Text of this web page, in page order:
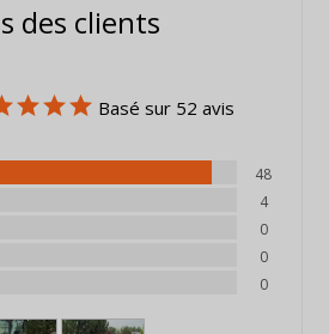
des clients
Basé sur 52 avis
48
4
0
0
0